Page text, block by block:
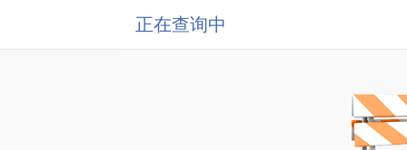
正在查询中